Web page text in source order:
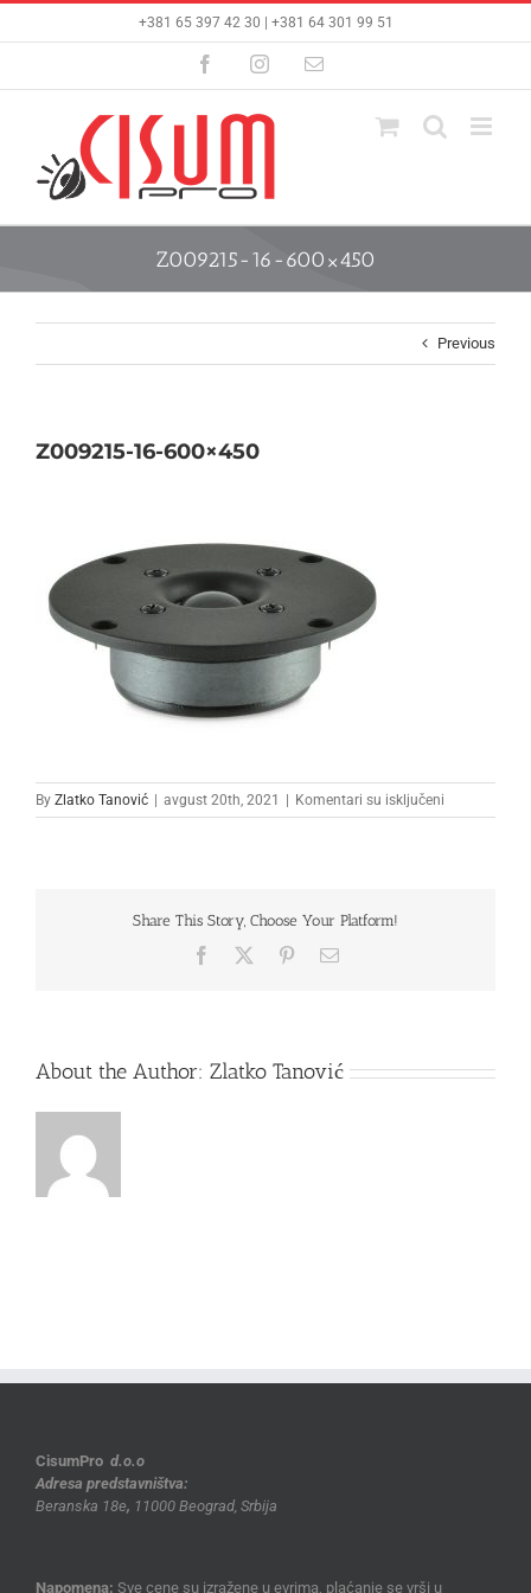
+381 65 397 42 30 | +381 64 301 99 51
FacebookInstagramEmail
Z009215-16-600×450
Previous
Z009215-16-600×450
By Zlatko Tanović avgust 20th, 2021 Komentari su isključeni
Z009215-
Share This Story, Choose Your Platform!
Facebook PinterestEmail
About the Author: Zlatko Tanović
CisumPro d.o.o
Adresa predstavništva:
Beranska 18e, 11000 Beograd, Srbija
Napomena: Sve cene su izražene u evrima, plaćanje se vrši u